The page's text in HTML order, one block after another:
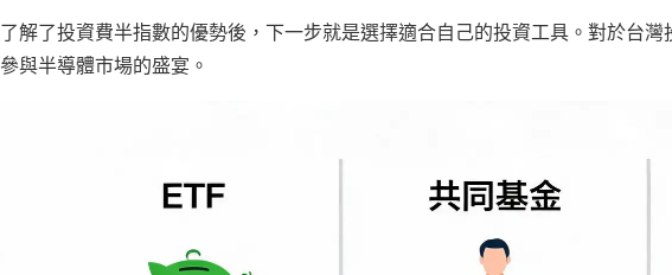
了解了投資費半指數的優勢後，下一步就是選擇適合自己的投資工具。對於台
參與半導體市場的盛宴。